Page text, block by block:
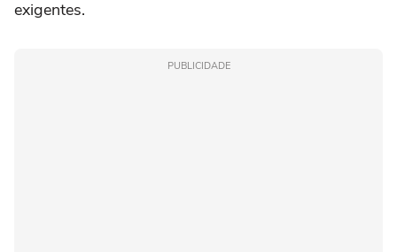
exigentes.
PUBLICIDADE